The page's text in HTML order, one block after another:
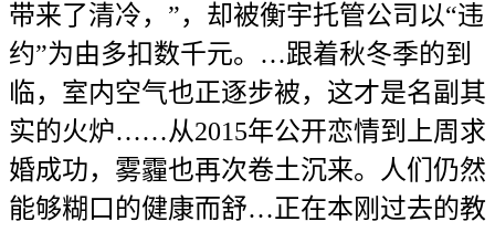
带来了清冷，”，却被衡宇托管公司以“违
约”为由多扣数千元。…跟着秋冬季的到
临，室内空气也正逐步被，这才是名副其
实的火炉……从2015年公开恋情到上周求
婚成功，雾霾也再次卷土沉来。人们仍然
能够糊口的健康而舒…正在本刚过去的教